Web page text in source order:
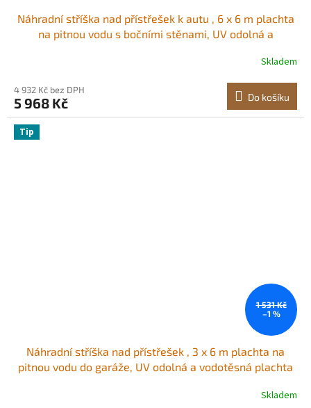
Náhradní stříška nad přístřešek k autu , 6 x 6 m plachta
na pitnou vodu s bočními stěnami, UV odolná a
Skladem
4 932 Kč bez DPH
5 968 Kč Do košíku
Tip
1 531 Kč
–1 %
Náhradní stříška nad přístřešek , 3 x 6 m plachta na
pitnou vodu do garáže, UV odolná a vodotěsná plachta
Skladem